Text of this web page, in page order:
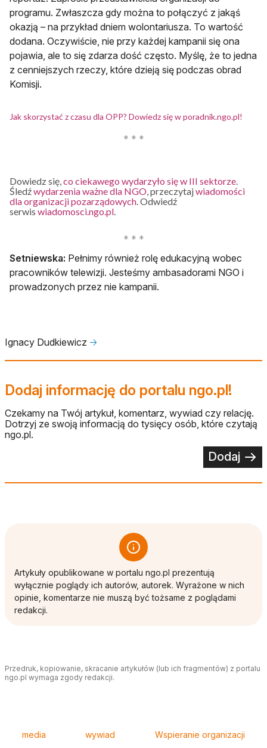
programu. Zwłaszcza gdy można to połączyć z jakąś
okazją – na przykład dniem wolontariusza. To wartość
dodana. Oczywiście, nie przy każdej kampanii się ona
pojawia, ale to się zdarza dość często. Myślę, że to jedna
z cenniejszych rzeczy, które dzieją się podczas obrad
Komisji.
Jak skorzystać z czasu dla OPP? Dowiedz się w poradnik.ngo.pl!
Dowiedz się, co ciekawego wydarzyło się w III sektorze
Śledźwydarzenia ważne dla NGO , przeczytajwiadomości
dla organizacji pozarządowych . Odwiedź
serwis wiadomosci.ngo.pl
Setniewska: Pełnimy również rolę edukacyjną wobec
pracowników telewizji. Jesteśmy ambasadorami NGO i
prowadzonych przez nie kampanii.
Ignacy Dudkiewicz 🡢
Dodaj informację do portalu ngo.pl!
Czekamy na Twój artykuł, komentarz, wywiad czy relację.
Dotrzyj ze swoją informacją do tysięcy osób, które czytają
ngo.pl.
Dodaj
Artykuły opublikowane w portalu ngo.pl prezentują
wyłącznie poglądy ich autorów, autorek. Wyrażone w nich
opinie, komentarze nie muszą być tożsame z poglądami
redakcji.
Przedruk, kopiowanie, skracanie artykułów (lub ich fragmentów) z portalu
ngo.pl wymaga zgody redakcji.
media wywiad Wspieranie organizacji